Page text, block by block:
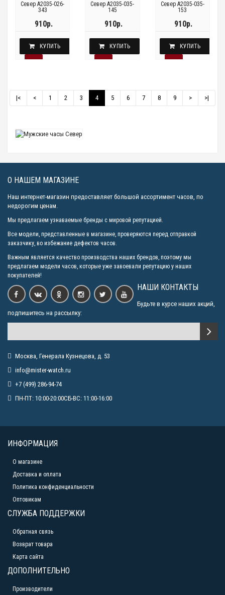
Север A2035-026-
343
910р.
КУПИТЬ
Север A2035-035-
145
910р.
КУПИТЬ
Север A2035-035-
153
910р.
КУПИТЬ
|< < 1 2 3 4 5 6 7 8 9 > >|
О НАШЕМ МАГАЗИНЕ
Наш интернет-магазин предоставляет большой ассортимент часов, по
недорогим ценам.
Мы предлагаем узнаваемые бренды с мировой репутацией.
Все модели, представленные в магазине, проверяются перед отправкой
заказчику, во избежание дефектов часов.
Важным является качество производства наших брендов, поэтому мы
предлагаем модели часов, которые уже завоевали репутацию у наших
покупателей!
НАШИ КОНТАКТЫ
Будьте в курсе наших акций,
подпишитесь на рассылку:
Москва, Генерала Кузнецова, д. 53
info@mister-watch.ru
+7 (499) 286-94-74
ПН-ПТ: 10:00-20:00СБ-ВС: 11:00-16:00
ИНФОРМАЦИЯ
О магазине
Доставка и оплата
Политика конфиденциальности
Оптовикам
СЛУЖБА ПОДДЕРЖКИ
Обратная связь
Возврат товара
Карта сайта
ДОПОЛНИТЕЛЬНО
Производители